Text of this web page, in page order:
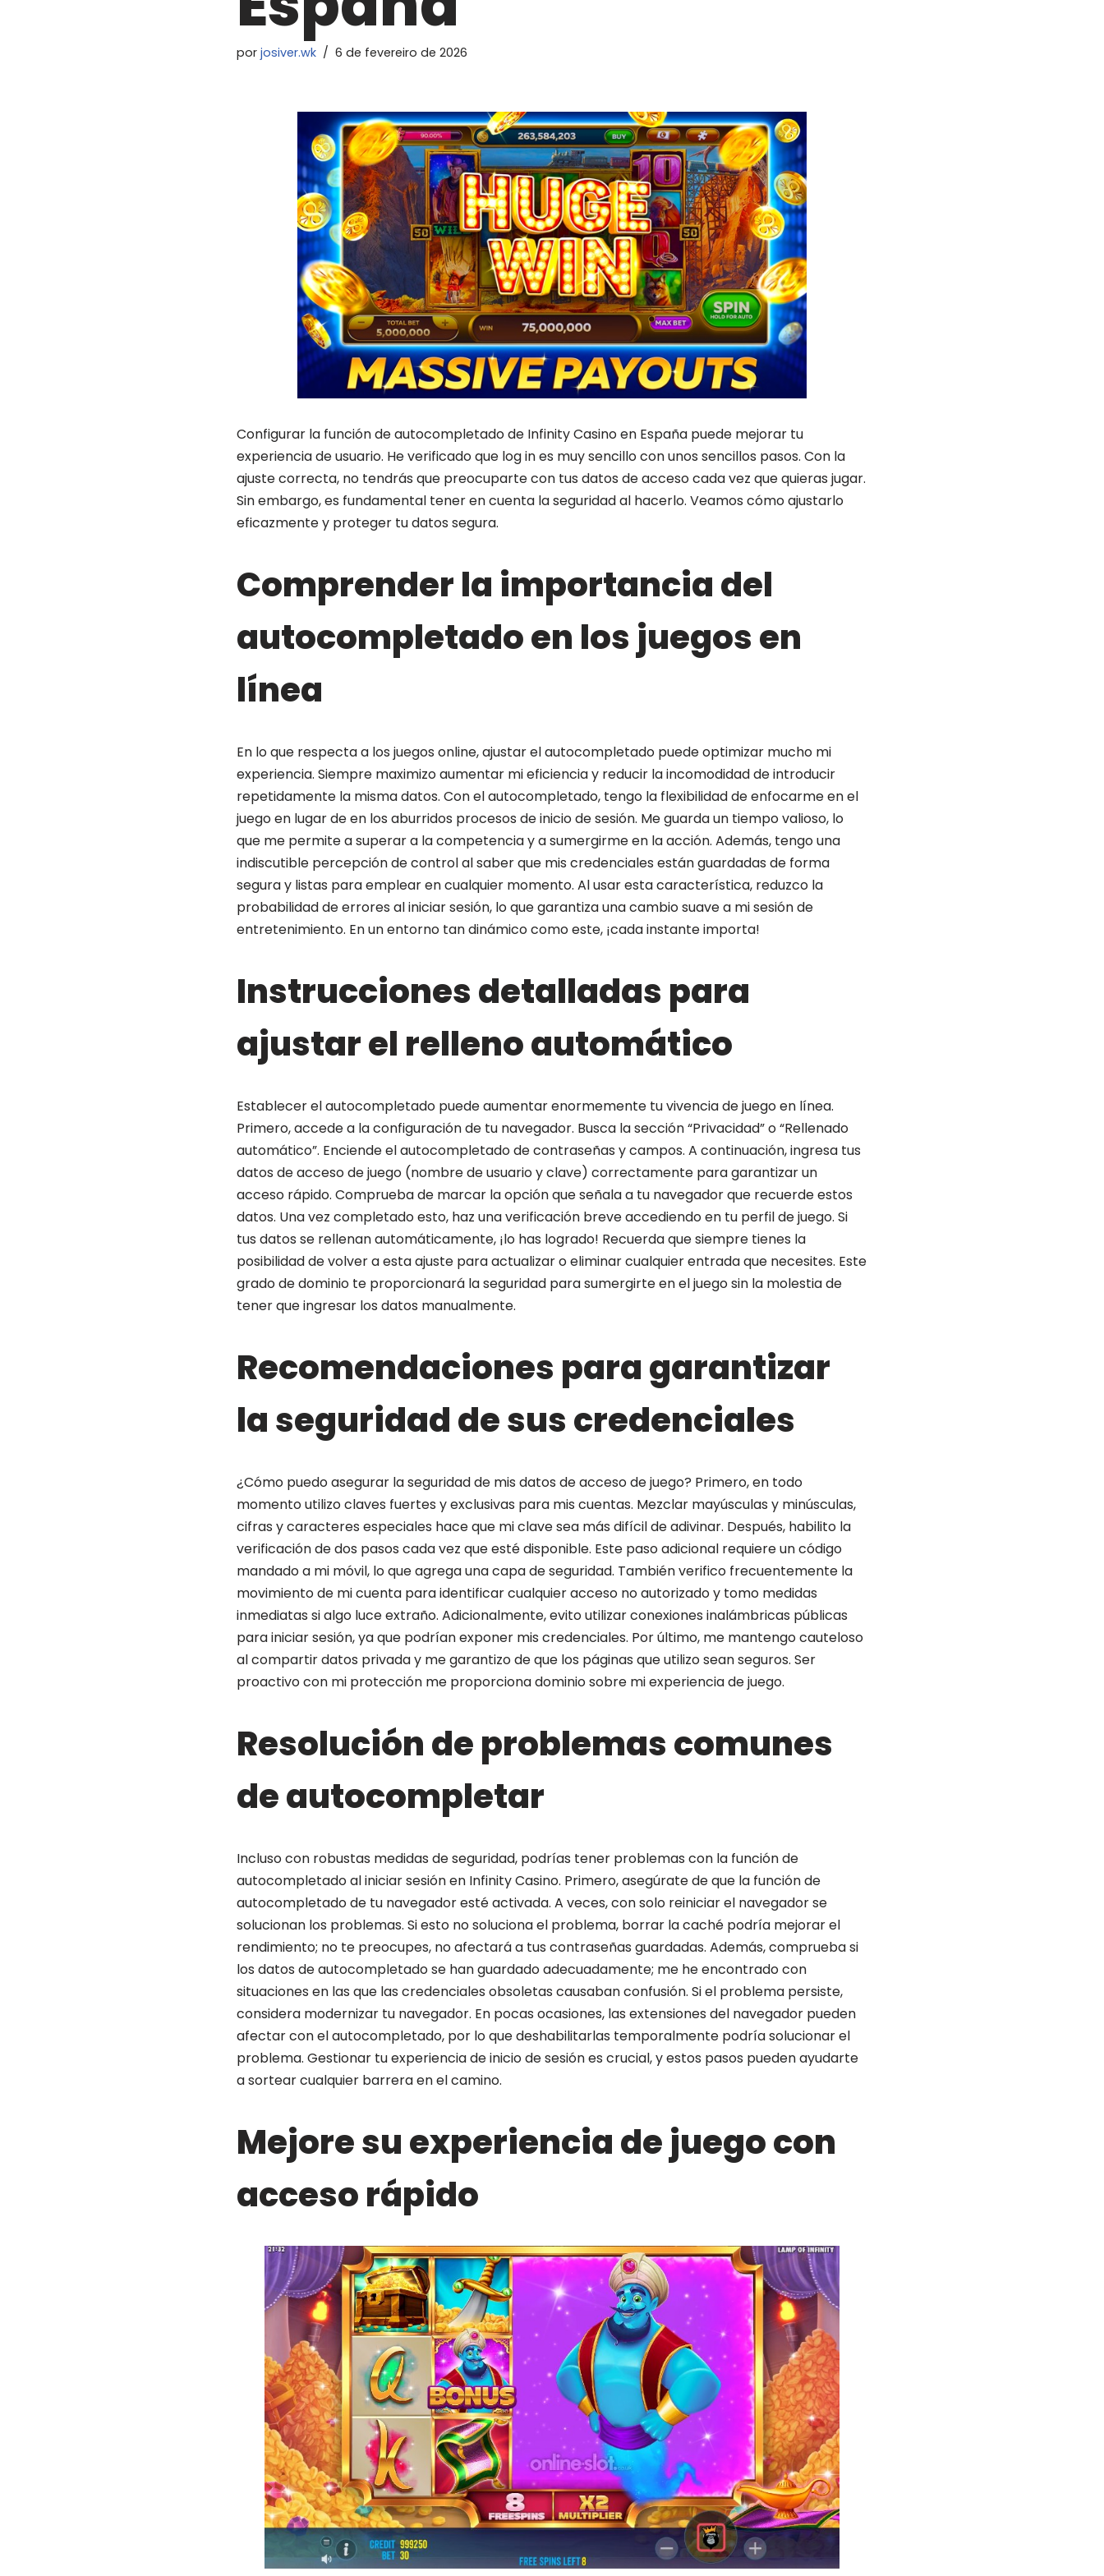
por josiver.wk 6 de fevereiro de 2026
Configurar la función de autocompletado de Infinity Casino en España puede mejorar tu
experiencia de usuario. He verificado que log in es muy sencillo con unos sencillos pasos. Con la
ajuste correcta, no tendrás que preocuparte con tus datos de acceso cada vez que quieras jugar.
Sin embargo, es fundamental tener en cuenta la seguridad al hacerlo. Veamos cómo ajustarlo
eficazmente y proteger tu datos segura.
Comprender la importancia del
autocompletado en los juegos en
línea
En lo que respecta a los juegos online, ajustar el autocompletado puede optimizar mucho mi
experiencia. Siempre maximizo aumentar mi eficiencia y reducir la incomodidad de introducir
repetidamente la misma datos. Con el autocompletado, tengo la flexibilidad de enfocarme en el
juego en lugar de en los aburridos procesos de inicio de sesión. Me guarda un tiempo valioso, lo
que me permite a superar a la competencia y a sumergirme en la acción. Además, tengo una
indiscutible percepción de control al saber que mis credenciales están guardadas de forma
segura y listas para emplear en cualquier momento. Al usar esta característica, reduzco la
probabilidad de errores al iniciar sesión, lo que garantiza una cambio suave a mi sesión de
entretenimiento. En un entorno tan dinámico como este, ¡cada instante importa!
Instrucciones detalladas para
ajustar el relleno automático
Establecer el autocompletado puede aumentar enormemente tu vivencia de juego en línea.
Primero, accede a la configuración de tu navegador. Busca la sección “Privacidad” o “Rellenado
automático”. Enciende el autocompletado de contraseñas y campos. A continuación, ingresa tus
datos de acceso de juego (nombre de usuario y clave) correctamente para garantizar un
acceso rápido. Comprueba de marcar la opción que señala a tu navegador que recuerde estos
datos. Una vez completado esto, haz una verificación breve accediendo en tu perfil de juego. Si
tus datos se rellenan automáticamente, ¡lo has logrado! Recuerda que siempre tienes la
posibilidad de volver a esta ajuste para actualizar o eliminar cualquier entrada que necesites. Este
grado de dominio te proporcionará la seguridad para sumergirte en el juego sin la molestia de
tener que ingresar los datos manualmente.
Recomendaciones para garantizar
la seguridad de sus credenciales
¿Cómo puedo asegurar la seguridad de mis datos de acceso de juego? Primero, en todo
momento utilizo claves fuertes y exclusivas para mis cuentas. Mezclar mayúsculas y minúsculas,
cifras y caracteres especiales hace que mi clave sea más difícil de adivinar. Después, habilito la
verificación de dos pasos cada vez que esté disponible. Este paso adicional requiere un código
mandado a mi móvil, lo que agrega una capa de seguridad. También verifico frecuentemente la
movimiento de mi cuenta para identificar cualquier acceso no autorizado y tomo medidas
inmediatas si algo luce extraño. Adicionalmente, evito utilizar conexiones inalámbricas públicas
para iniciar sesión, ya que podrían exponer mis credenciales. Por último, me mantengo cauteloso
al compartir datos privada y me garantizo de que los páginas que utilizo sean seguros. Ser
proactivo con mi protección me proporciona dominio sobre mi experiencia de juego.
Resolución de problemas comunes
de autocompletar
Incluso con robustas medidas de seguridad, podrías tener problemas con la función de
autocompletado al iniciar sesión en Infinity Casino. Primero, asegúrate de que la función de
autocompletado de tu navegador esté activada. A veces, con solo reiniciar el navegador se
solucionan los problemas. Si esto no soluciona el problema, borrar la caché podría mejorar el
rendimiento; no te preocupes, no afectará a tus contraseñas guardadas. Además, comprueba si
los datos de autocompletado se han guardado adecuadamente; me he encontrado con
situaciones en las que las credenciales obsoletas causaban confusión. Si el problema persiste,
considera modernizar tu navegador. En pocas ocasiones, las extensiones del navegador pueden
afectar con el autocompletado, por lo que deshabilitarlas temporalmente podría solucionar el
problema. Gestionar tu experiencia de inicio de sesión es crucial, y estos pasos pueden ayudarte
a sortear cualquier barrera en el camino.
Mejore su experiencia de juego con
acceso rápido